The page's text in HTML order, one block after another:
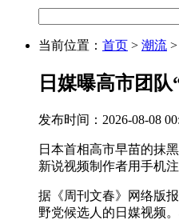
当前位置： 首页 > 潮流 >
日媒曝高市团
发布时间：2026-08-08
日本首相高市早苗的抹
新说视频制作者用手机
据《周刊文春》网络版
野党候选人的日媒视频